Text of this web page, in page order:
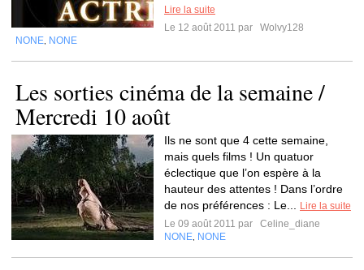
Lire la suite
Le 12 août 2011 par
Wolvy128
NONE NONE
Les sorties cinéma de la semaine /
Mercredi 10 août
Ils ne sont que 4 cette semaine,
mais quels films ! Un quatuor
éclectique que l’on espère à la
hauteur des attentes ! Dans l’ordre
de nos préférences : Le...
Lire la suite
Le 09 août 2011 par
Celine_diane
NONE NONE